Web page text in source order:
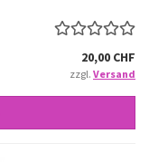
20,00 CHF
zzgl. Versand